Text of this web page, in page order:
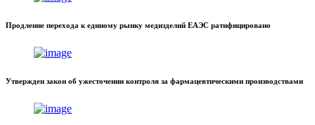
Продление перехода к единому рынку медизделий ЕАЭС ратифицировано
Утвержден закон об ужесточении контроля за фармацевтическими производствами